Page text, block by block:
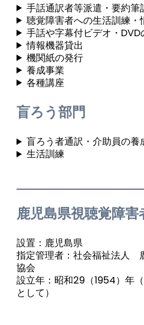
手話通訳者等派遣・要約筆
聴覚障害者への生活訓練・
手話や字幕付ビデオ・DVD
情報機器貸出
機関紙の発行
養成事業
各種講座
盲ろう部門
盲ろう者通訳・介助員の養
生活訓練
鹿児島県視聴覚障
設置：鹿児島県
指定管理者：社会福祉法人
協会
設立年：昭和29（1954）年
として）